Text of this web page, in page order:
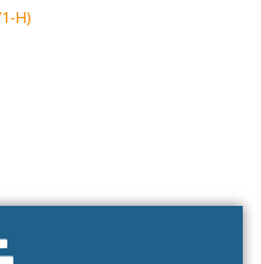
H)
kvalifikací.